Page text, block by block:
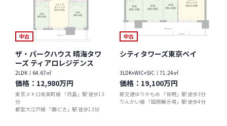
中古
ザ・パークハウス 晴海タワ
ーズ ティアロレジデンス
2LDK｜64.67㎡
価格： 12,980万円
東京メトロ有楽町線 「月島」駅 徒歩13
分
都営大江戸線 「勝どき」駅 徒歩13分
中古
シティタワーズ東京ベイ
3LDK+WIC+SIC｜71.24㎡
価格： 19,100万円
新交通ゆりかもめ 「有明」駅 徒歩3分
りんかい線 「国際展示場」駅 徒歩4分